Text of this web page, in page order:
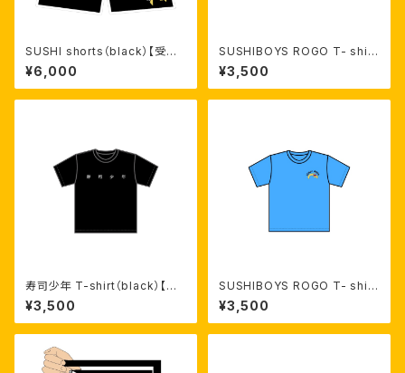
SUSHI shorts（black）【受注
生産】
¥6,000
SUSHIBOYS ROGO T- shirt
（white）【受注生産】
¥3,500
寿司少年 T-shirt（black）【受
注生産】
¥3,500
SUSHIBOYS ROGO T- shirt
（blue）【受注生産】
¥3,500